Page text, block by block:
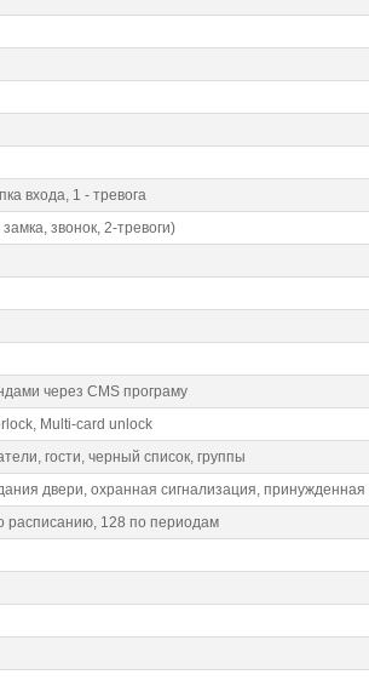
входа, 1 - тревога
звонок, 2-тревоги)
через CMS програму
Multi-card unlock
гости, черный список, группы
двери, охранная сигнализация,
расписанию, 128 по периодам